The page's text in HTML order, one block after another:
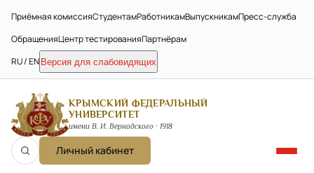
Приёмная комиссияСтудентамРаботникамВыпускникамПресс-служба
ОбращенияЦентр тестированияПартнёрам
RU / EN Версия для слабовидящих
КРЫМСКИЙ ФЕДЕРАЛЬНЫЙ
УНИВЕРСИТЕТ
имени В. И. Вернадского · 1918
Личный кабинет